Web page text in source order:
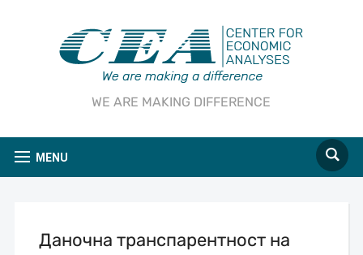
WE ARE MAKING DIFFERENCE
MENU
Даночна транспарентност на